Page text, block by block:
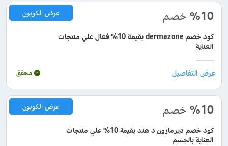
%10 خصم
كود خصم dermazone بقيمة 10% فعال علي منتجات
العناية
عرض الكوبون
محقق
%10 خصم
كود خصم ديرمازون د هند بقيمة 10% علي منتجات
العناية بالجسم
عرض الكوبون